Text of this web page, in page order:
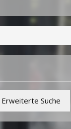
Erweiterte Suche